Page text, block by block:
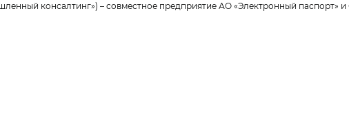
консалтинг») – совместное предприятие АО «Электронный паспорт»